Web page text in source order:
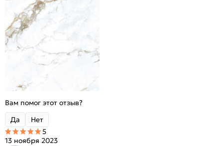
Вам помог этот отзыв?
Да
Нет
13 ноября 2023
5